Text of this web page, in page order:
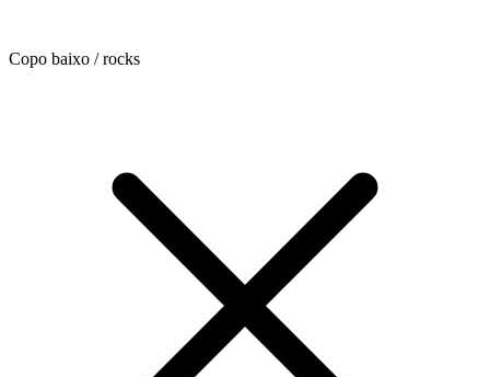
Copo baixo / rocks